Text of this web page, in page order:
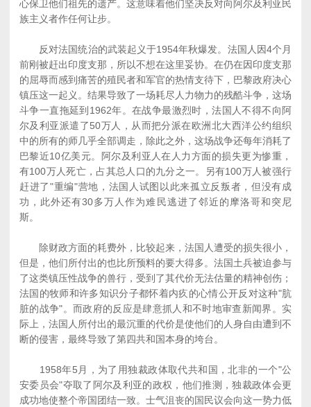
心保卫他们祖先的遗产。这意味着他们坚决反对向阿尔及利亚民
族主义者作任何让步。
反对法国统治的武装起义于1954年秋爆发。法国人因4个月
前刚被赶出印度支那，所以不想在这里妥协。在仍在因印度支那
的屈辱而感到痛苦的殖民者和军官的热情支待下，巴黎政府决心
镇压这一起义。结果导致了一场耗尽人力物力的残酷斗争，这场
斗争一直拖延到1962年。在战争最激烈时，法国人不得不向阿
尔及利亚派遣了50万人，从而把分派在欧洲北大西洋公约组织
中的所有的师几乎全部调走，除此之外，这场战争还每年消耗了
巴黎近10亿美元。阿尔及利亚人在人力方面的损失更为惨重，
有100万人死亡，占其总人口的九分之一。另有100万人被强行
赶进了"重编"营地，法国人试图以此来孤立反叛者，但没有成
功，此外还有30多万人作为难民逃进了邻近的摩洛哥和突尼
斯。
除财政方面的耗费外，比较起来，法国人遭受的损失很小，
但是，他们所付出的也比所预料的要大得多。法国土兵被迫参与
了这类镇压性战争的兽行，受到了其代价无法估量的精神创伤；
法国的牧师和许多知识分子都怀着内疚的心情公开反对这种"肮
脏的战争"。而政府的反应是肆意抓人和不时地审查新闻界。实
际上，法国人所付出的最沉重的代价是使他们的人身自由遭到不
断的侵害，最终导致了第四共和国本身的垮台。
1958年5月，为了用独裁政体取代共和国，北非的一个"公
安委员会"夺取了阿尔及利亚的政权，他们推测，独裁政体会更
成功地使整个帝国团结一致。士气沮丧的国民议会向这一势力低